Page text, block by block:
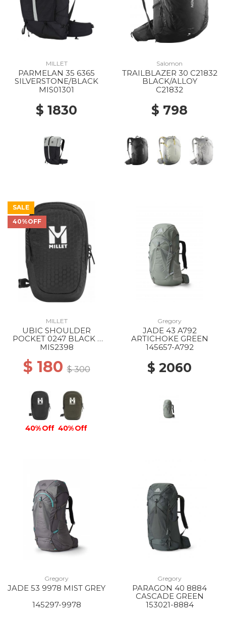
MILLET
PARMELAN 35 6365
SILVERSTONE/BLACK
MIS01301
$ 1830
Salomon
TRAILBLAZER 30 C21832
BLACK/ALLOY
C21832
$ 798
SALE
40%OFF
MILLET
UBIC SHOULDER
POCKET 0247 BLACK -
NOIR
MIS2398
$ 180$ 300
40% Off 40% Off
Gregory
JADE 43 A792
ARTICHOKE GREEN
145657-A792
$ 2060
Gregory
JADE 53 9978 MIST GREY
145297-9978
Gregory
PARAGON 40 8884
CASCADE GREEN
153021-8884